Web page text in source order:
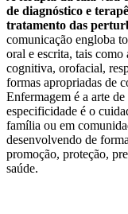
de diagnóstico e
tratamento das
comunicação engloba
oral e escrita, tais
cognitiva, orofacial,
formas apropriadas de
Enfermagem é a arte
especificidade é o
família ou em
desenvolvendo de
promoção, proteção,
saúde.